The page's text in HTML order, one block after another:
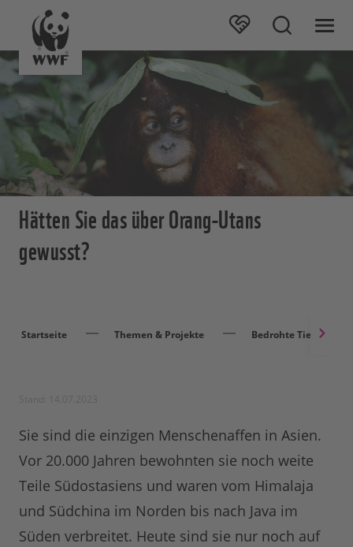
Hätten Sie das über Orang-Utans
gewusst?
Startseite Themen & Projekte Bedrohte Tierarten
Sie sind die einzigen Menschenaffen in Asien.
Vor 20.000 Jahren bewohnten sie noch weite
Teile Südostasiens und waren vom Himalaja
und Südchina im Norden bis nach Java im
Süden verbreitet. Heute sind sie nur noch auf